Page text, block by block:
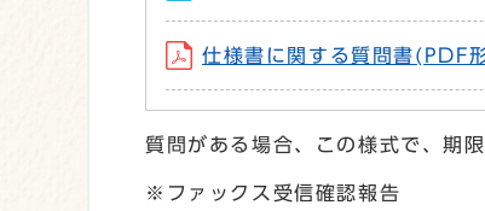
仕様書に関する質問書
質問がある場合、この様式で、期
※ファックス受信確認報告